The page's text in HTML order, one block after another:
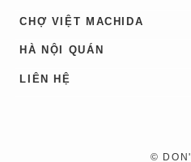
CHỢ VIỆT MACHIDA
HÀ NỘI QUÁN
LIÊN HỆ
©